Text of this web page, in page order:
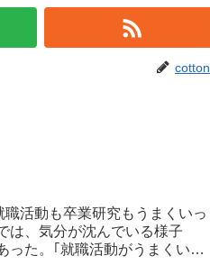
cotton
活動も卒業研究もうまくいっ
は、気分が沈んでいる様子
った。｢就職活動がうまくいか